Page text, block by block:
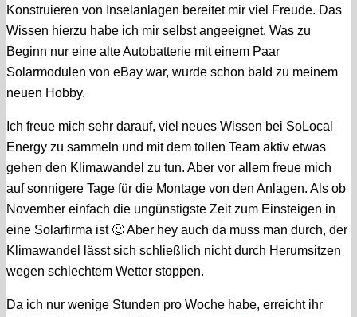
Konstruieren von Inselanlagen bereitet mir viel Freude. Das
Wissen hierzu habe ich mir selbst angeeignet. Was zu
Beginn nur eine alte Autobatterie mit einem Paar
Solarmodulen von eBay war, wurde schon bald zu meinem
neuen Hobby.
Ich freue mich sehr darauf, viel neues Wissen bei SoLocal
Energy zu sammeln und mit dem tollen Team aktiv etwas
gehen den Klimawandel zu tun. Aber vor allem freue mich
auf sonnigere Tage für die Montage von den Anlagen. Als ob
November einfach die ungünstigste Zeit zum Einsteigen in
eine Solarfirma ist 🙂Aber hey auch da muss man durch, der
Klimawandel lässt sich schließlich nicht durch Herumsitzen
wegen schlechtem Wetter stoppen.
Da ich nur wenige Stunden pro Woche habe, erreicht ihr